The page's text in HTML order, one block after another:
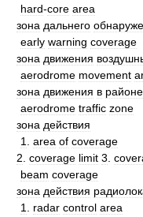
hard-core area
зона дальнего
early warning coverage
зона движения
aerodrome movement
зона движения в районе
aerodrome traffic zone
зона действия
1
area of coverage
2 coverage limit 3
beam coverage
зона действия
1
radar control area